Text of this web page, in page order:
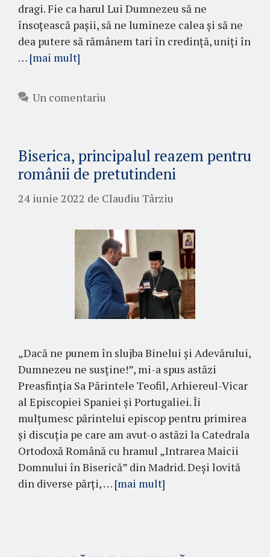
dragi. Fie ca harul Lui Dumnezeu să ne
însoțească pașii, să ne lumineze calea și să ne
dea putere să rămânem tari în credință, uniți în
… [mai mult]
Un comentariu
Biserica, principalul reazem pentru
românii de pretutindeni
24 iunie 2022 de Claudiu Târziu
„Dacă ne punem în slujba Binelui și Adevărului,
Dumnezeu ne susține!”, mi-a spus astăzi
Preasfinția Sa Părintele Teofil, Arhiereul-Vicar
al Episcopiei Spaniei și Portugaliei. Îi
mulțumesc părintelui episcop pentru primirea
și discuția pe care am avut-o astăzi la Catedrala
Ortodoxă Română cu hramul „Intrarea Maicii
Domnului în Biserică” din Madrid. Deși lovită
din diverse părți, … [mai mult]